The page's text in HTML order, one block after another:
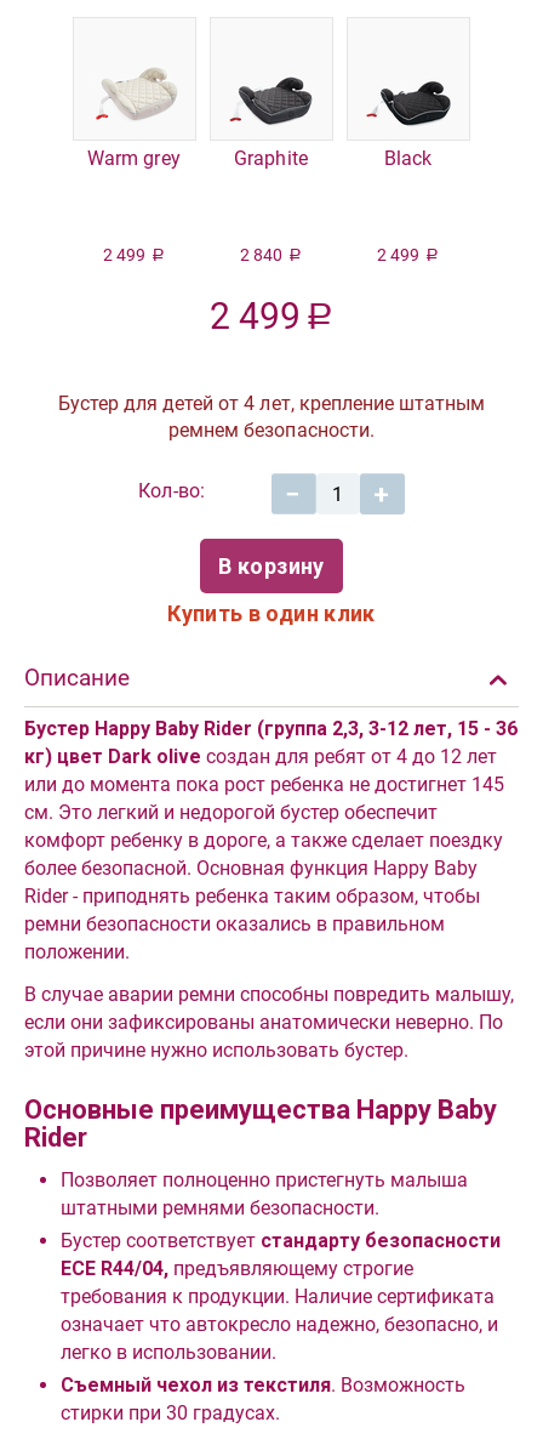
Warm grey
2 499 Р
Graphite
2 840 Р
Black
2 499 Р
2 499 Р
Бустер для детей от 4 лет, крепление штатным
ремнем безопасности.
Кол-во: +
−
В корзину
Купить в один клик
Описание
Бустер Happy Baby Rider (группа 2,3, 3-12 лет, 15 - 36
кг) цвет Dark olive создан для ребят от 4 до 12 лет
или до момента пока рост ребенка не достигнет 145
см. Это легкий и недорогой бустер обеспечит
комфорт ребенку в дороге, а также сделает поездку
более безопасной. Основная функция Happy Baby
Rider - приподнять ребенка таким образом, чтобы
ремни безопасности оказались в правильном
положении.
В случае аварии ремни способны повредить малышу,
если они зафиксированы анатомически неверно. По
этой причине нужно использовать бустер.
Основные преимущества Happy Baby
Rider
Позволяет полноценно пристегнуть малыша
штатными ремнями безопасности.
Бустер соответствует стандарту безопасности
ECE R44/04, предъявляющему строгие
требования к продукции. Наличие сертификата
означает что автокресло надежно, безопасно, и
легко в использовании.
Съемный чехол из текстиля. Возможность
стирки при 30 градусах.